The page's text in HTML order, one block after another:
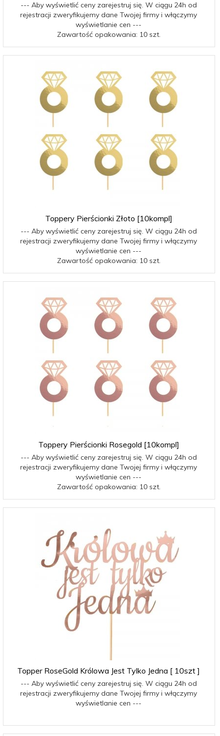
--- Aby wyświetlić ceny zarejestruj się. W ciągu 24h od
rejestracji zweryfikujemy dane Twojej firmy i włączymy
wyświetlanie cen ---
Zawartość opakowania: 10 szt.
Toppery Pierścionki Złoto [10kompl]
--- Aby wyświetlić ceny zarejestruj się. W ciągu 24h od
rejestracji zweryfikujemy dane Twojej firmy i włączymy
wyświetlanie cen ---
Zawartość opakowania: 10 szt.
Toppery Pierścionki Rosegold [10kompl]
--- Aby wyświetlić ceny zarejestruj się. W ciągu 24h od
rejestracji zweryfikujemy dane Twojej firmy i włączymy
wyświetlanie cen ---
Zawartość opakowania: 10 szt.
Topper RoseGold Królowa Jest Tylko Jedna [ 10szt ]
--- Aby wyświetlić ceny zarejestruj się. W ciągu 24h od
rejestracji zweryfikujemy dane Twojej firmy i włączymy
wyświetlanie cen ---